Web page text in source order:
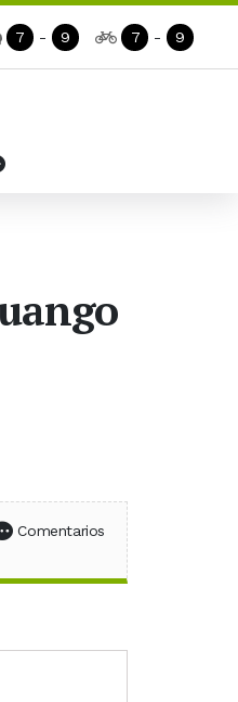
7 - 9 7 - 9
Facebook
en X (Twitter)
en WhatsApp
Comentarios